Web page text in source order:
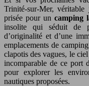
Trinité-sur-Mer,
prisée pour un camping
insolite qui séduit de
d’originalité et d’une
emplacements de
clapotis des vagues, le
incomparable de ce port
pour explorer les
nautiques proposées.